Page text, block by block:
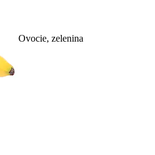
Ovocie, zelenina